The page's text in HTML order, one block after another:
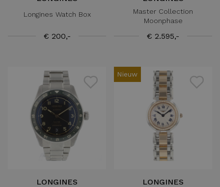
Longines Watch Box
€ 200,-
Master Collection
Moonphase
€ 2.595,-
LONGINES
Nieuw
LONGINES